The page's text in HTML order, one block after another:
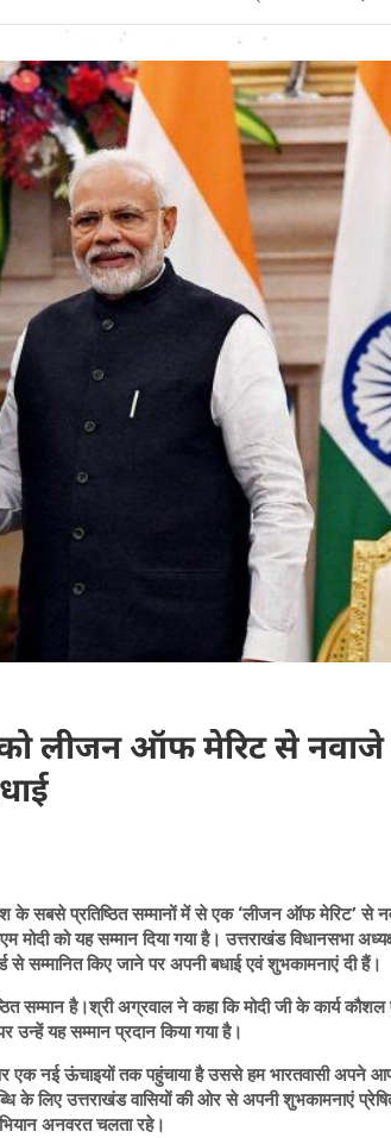
को लीजन ऑफ मेरिट से
के सबसे प्रतिष्ठित सम्मानों में से एक ‘लीजन ऑफ मेरिट’ से
को यह सम्मान दिया गया है। उत्तराखंड विधानसभा
सम्मानित किए जाने पर अपनी बधाई एवं शुभकामनाएं दी हैं।
सम्मान है।श्री अग्रवाल ने कहा कि मोदी जी के कार्य कौशल
यह सम्मान प्रदान किया गया है।
एक नई ऊंचाइयों तक पहुंचाया है उससे हम भारतवासी अपने
के लिए उत्तराखंड वासियों की ओर से अपनी शुभकामनाएं
अनवरत चलता रहे।